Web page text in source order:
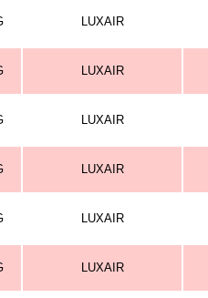
LUXAIR
LUXAIR
LUXAIR
LUXAIR
LUXAIR
LUXAIR